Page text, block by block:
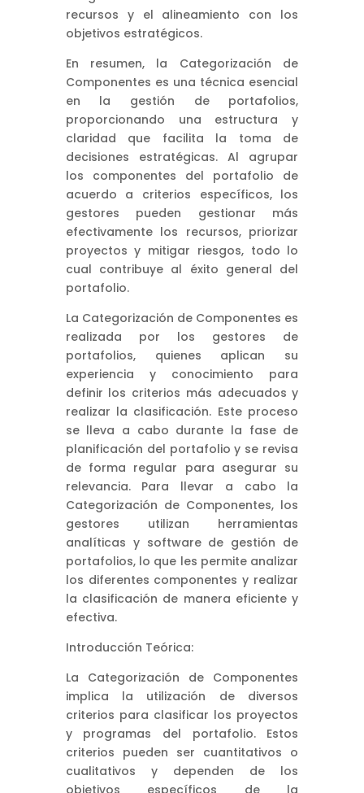
recursos y el alineamiento con los
objetivos estratégicos.
En resumen, la Categorización de
Componentes es una técnica esencial
en la gestión de portafolios,
proporcionando una estructura y
claridad que facilita la toma de
decisiones estratégicas. Al agrupar
los componentes del portafolio de
acuerdo a criterios específicos, los
gestores pueden gestionar más
efectivamente los recursos, priorizar
proyectos y mitigar riesgos, todo lo
cual contribuye al éxito general del
portafolio.
La Categorización de Componentes es
realizada por los gestores de
portafolios, quienes aplican su
experiencia y conocimiento para
definir los criterios más adecuados y
realizar la clasificación. Este proceso
se lleva a cabo durante la fase de
planificación del portafolio y se revisa
de forma regular para asegurar su
relevancia. Para llevar a cabo la
Categorización de Componentes, los
gestores utilizan herramientas
analíticas y software de gestión de
portafolios, lo que les permite analizar
los diferentes componentes y realizar
la clasificación de manera eficiente y
efectiva.
Introducción Teórica:
La Categorización de Componentes
implica la utilización de diversos
criterios para clasificar los proyectos
y programas del portafolio. Estos
criterios pueden ser cuantitativos o
cualitativos y dependen de los
objetivos específicos de la